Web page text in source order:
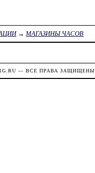
→МАГАЗИНЫ ЧАСОВ
— ВСЕ ПРАВА ЗАЩИЩЕНЫ.